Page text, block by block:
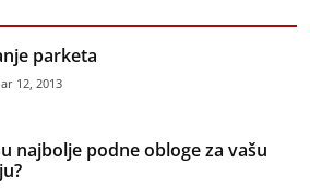
parketa
12, 2013
najbolje podne obloge za vašu